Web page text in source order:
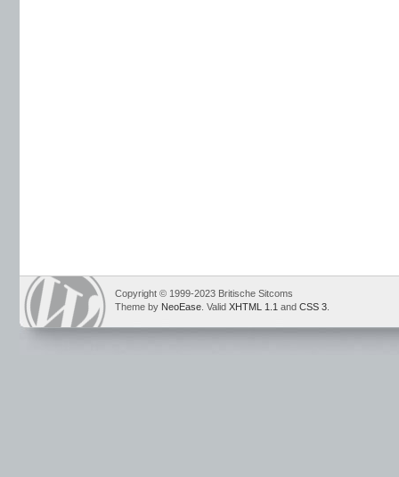
Copyright © 1999-2023 Britische Sitcoms
Theme by NeoEase . Valid XHTML 1.1 and CSS 3